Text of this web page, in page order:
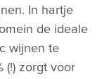
In hartje
de ideale
wijnen te
(!) zorgt voor